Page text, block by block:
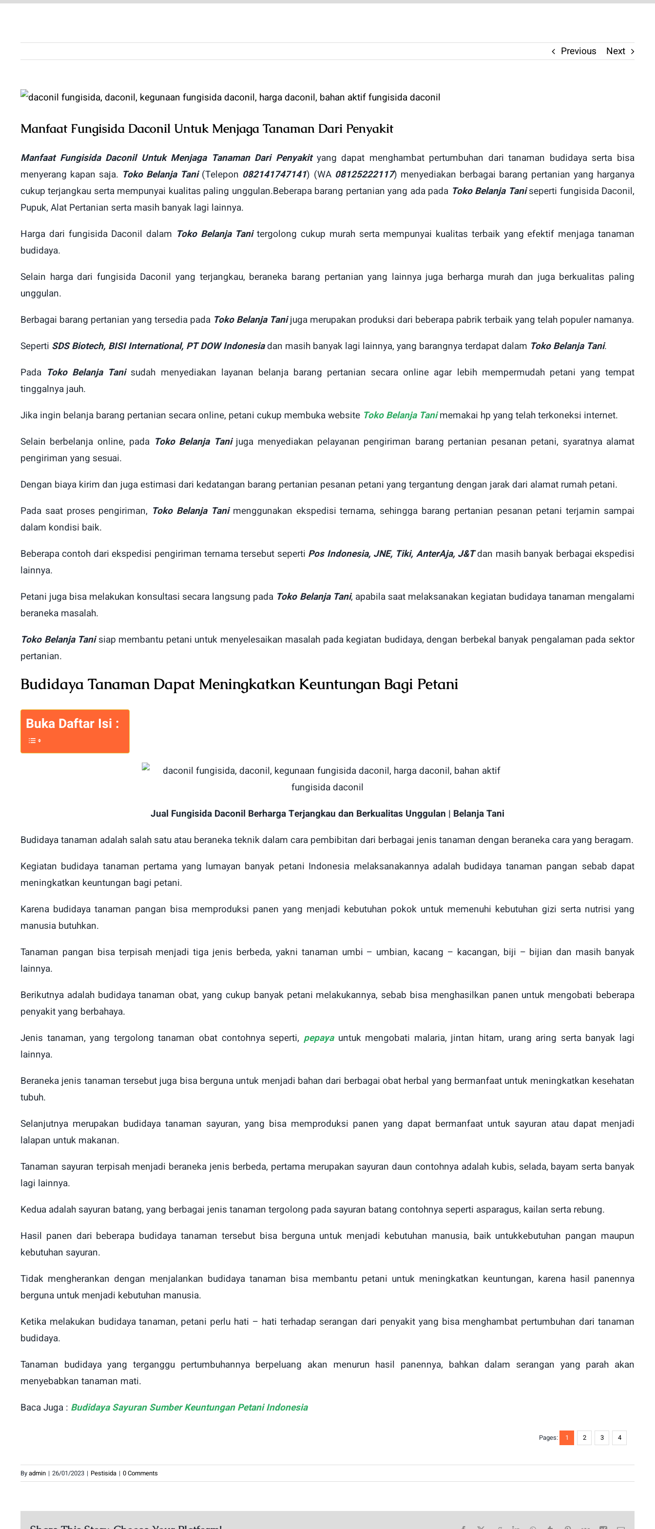
Previous Next
View
Image
Manfaat Fungisida Daconil Untuk Menjaga Tanaman Dari Penyakit
Manfaat Fungisida Daconil Untuk Menjaga Tanaman Dari Penyakityang dapat menghambat pertumbuhan dari tanaman budidaya serta bisa
menyerang kapan saja. Toko Belanja Tani(Telepon 082141747141) (WA 08125222117) menyediakan berbagai barang pertanian yang harganya
cukup terjangkau serta mempunyai kualitas paling unggulan.Beberapa barang pertanian yang ada pada Toko Belanja Taniseperti fungisida Daconil,
Pupuk, Alat Pertanian serta masih banyak lagi lainnya.
Harga dari fungisida Daconil dalam Toko Belanja Tanitergolong cukup murah serta mempunyai kualitas terbaik yang efektif menjaga tanaman
budidaya.
Selain harga dari fungisida Daconil yang terjangkau, beraneka barang pertanian yang lainnya juga berharga murah dan juga berkualitas paling
unggulan.
Berbagai barang pertanian yang tersedia pada Toko Belanja Tanijuga merupakan produksi dari beberapa pabrik terbaik yang telah populer namanya.
Seperti SDS Biotech, BISI International, PT DOW Indonesiadan masih banyak lagi lainnya, yang barangnya terdapat dalam Toko Belanja Tani.
Pada Toko Belanja Tanisudah menyediakan layanan belanja barang pertanian secara online agar lebih mempermudah petani yang tempat
tinggalnya jauh.
Jika ingin belanja barang pertanian secara online, petani cukup membuka website Toko Belanja Tanimemakai hp yang telah terkoneksi internet.
Selain berbelanja online, pada Toko Belanja Tanijuga menyediakan pelayanan pengiriman barang pertanian pesanan petani, syaratnya alamat
pengiriman yang sesuai.
Dengan biaya kirim dan juga estimasi dari kedatangan barang pertanian pesanan petani yang tergantung dengan jarak dari alamat rumah petani.
Pada saat proses pengiriman, Toko Belanja Tanimenggunakan ekspedisi ternama, sehingga barang pertanian pesanan petani terjamin sampai
dalam kondisi baik.
Beberapa contoh dari ekspedisi pengiriman ternama tersebut seperti Pos Indonesia, JNE, Tiki, AnterAja, J&Tdan masih banyak berbagai ekspedisi
lainnya.
Petani juga bisa melakukan konsultasi secara langsung pada Toko Belanja Tani, apabila saat melaksanakan kegiatan budidaya tanaman mengalami
beraneka masalah.
Toko Belanja Tanisiap membantu petani untuk menyelesaikan masalah pada kegiatan budidaya, dengan berbekal banyak pengalaman pada sektor
pertanian.
Budidaya Tanaman Dapat Meningkatkan Keuntungan Bagi Petani
Buka Daftar Isi :
Jual Fungisida Daconil Berharga Terjangkau dan Berkualitas Unggulan | Belanja Tani
Budidaya tanaman adalah salah satu atau beraneka teknik dalam cara pembibitan dari berbagai jenis tanaman dengan beraneka cara yang beragam.
Kegiatan budidaya tanaman pertama yang lumayan banyak petani Indonesia melaksanakannya adalah budidaya tanaman pangan sebab dapat
meningkatkan keuntungan bagi petani.
Karena budidaya tanaman pangan bisa memproduksi panen yang menjadi kebutuhan pokok untuk memenuhi kebutuhan gizi serta nutrisi yang
manusia butuhkan.
Tanaman pangan bisa terpisah menjadi tiga jenis berbeda, yakni tanaman umbi – umbian, kacang – kacangan, biji – bijian dan masih banyak
lainnya.
Berikutnya adalah budidaya tanaman obat, yang cukup banyak petani melakukannya, sebab bisa menghasilkan panen untuk mengobati beberapa
penyakit yang berbahaya.
Jenis tanaman, yang tergolong tanaman obat contohnya seperti, pepayauntuk mengobati malaria, jintan hitam, urang aring serta banyak lagi
lainnya.
Beraneka jenis tanaman tersebut juga bisa berguna untuk menjadi bahan dari berbagai obat herbal yang bermanfaat untuk meningkatkan kesehatan
tubuh.
Selanjutnya merupakan budidaya tanaman sayuran, yang bisa memproduksi panen yang dapat bermanfaat untuk sayuran atau dapat menjadi
lalapan untuk makanan.
Tanaman sayuran terpisah menjadi beraneka jenis berbeda, pertama merupakan sayuran daun contohnya adalah kubis, selada, bayam serta banyak
lagi lainnya.
Kedua adalah sayuran batang, yang berbagai jenis tanaman tergolong pada sayuran batang contohnya seperti asparagus, kailan serta rebung.
Hasil panen dari beberapa budidaya tanaman tersebut bisa berguna untuk menjadi kebutuhan manusia, baik untukkebutuhan pangan maupun
kebutuhan sayuran.
Tidak mengherankan dengan menjalankan budidaya tanaman bisa membantu petani untuk meningkatkan keuntungan, karena hasil panennya
berguna untuk menjadi kebutuhan manusia.
Ketika melakukan budidaya tanaman, petani perlu hati – hati terhadap serangan dari penyakit yang bisa menghambat pertumbuhan dari tanaman
budidaya.
Tanaman budidaya yang terganggu pertumbuhannya berpeluang akan menurun hasil panennya, bahkan dalam serangan yang parah akan
menyebabkan tanaman mati.
Baca Juga : Budidaya Sayuran Sumber Keuntungan Petani Indonesia
Pages: 1 2 3 4
Byadmin | 26/01/2023 | Pestisida | 0 Comments